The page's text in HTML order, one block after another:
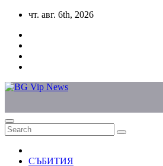
Skip
content
чт. авг. 6th, 2026
СЪБИТИЯ